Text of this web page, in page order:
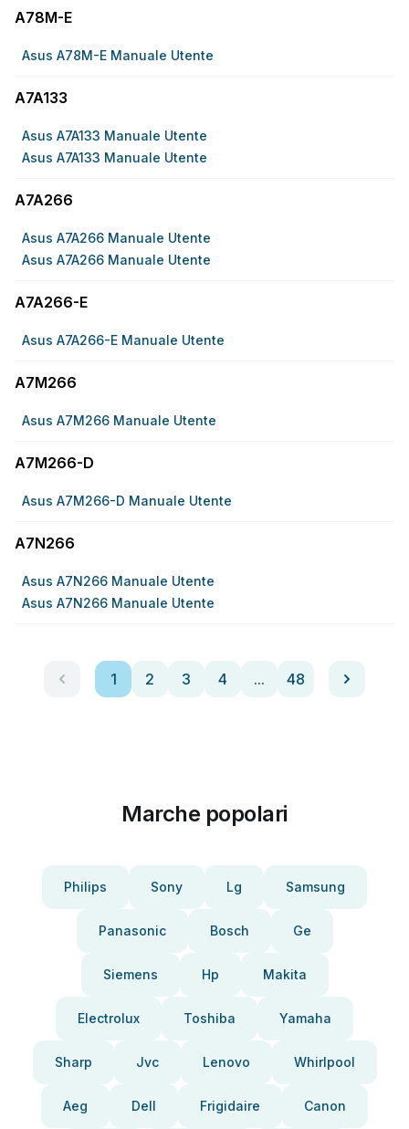
A78M-E
Asus A78M-E Manuale Utente
A7A133
Asus A7A133 Manuale Utente
Asus A7A133 Manuale Utente
A7A266
Asus A7A266 Manuale Utente
Asus A7A266 Manuale Utente
A7A266-E
Asus A7A266-E Manuale Utente
A7M266
Asus A7M266 Manuale Utente
A7M266-D
Asus A7M266-D Manuale Utente
A7N266
Asus A7N266 Manuale Utente
Asus A7N266 Manuale Utente
1 2 3 4 ... 48
Marche popolari
Philips Sony Lg Samsung
Panasonic Bosch Ge
Siemens Hp Makita
Electrolux Toshiba Yamaha
Sharp Jvc Lenovo Whirlpool
Aeg Dell Frigidaire Canon